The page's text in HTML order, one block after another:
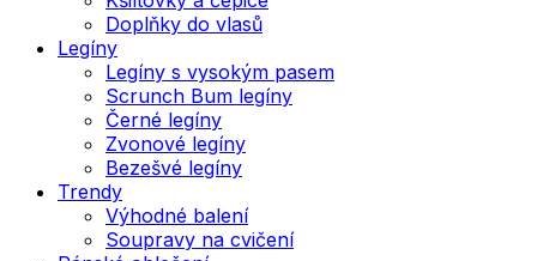
Doplňky do vlasů
Legíny
Legíny s vysokým pasem
Scrunch Bum legíny
Černé legíny
Zvonové legíny
Bezešvé legíny
Trendy
Výhodné balení
Soupravy na cvičení